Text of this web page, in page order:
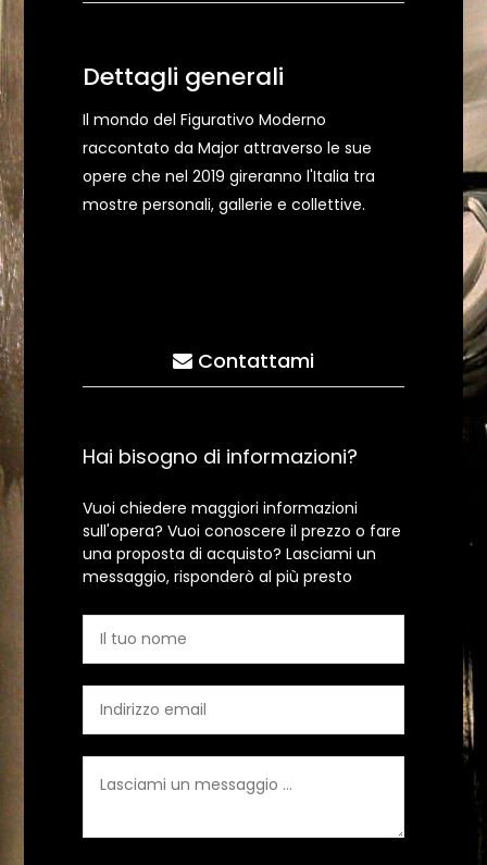
Dettagli generali
Il mondo del Figurativo Moderno
raccontato da Major attraverso le sue
opere che nel 2019 gireranno l'Italia tra
mostre personali, gallerie e collettive.
Contattami
Hai bisogno di informazioni?
Vuoi chiedere maggiori informazioni
sull'opera? Vuoi conoscere il prezzo o fare
una proposta di acquisto? Lasciami un
messaggio, risponderò al più presto